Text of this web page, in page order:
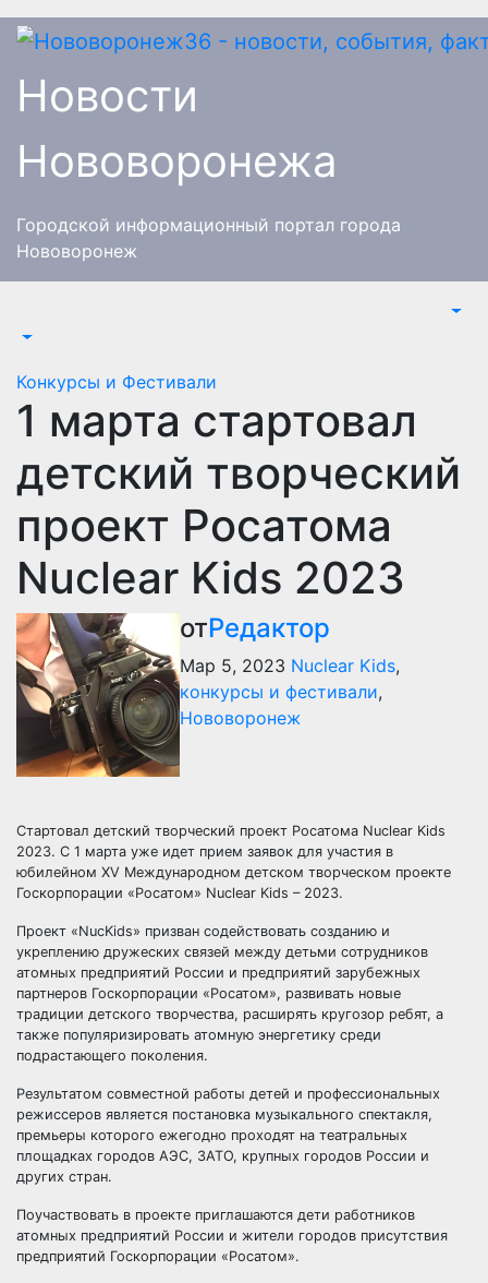
Перейти
Новости
Нововоронежа
Городской информационный портал города
Нововоронеж
Конкурсы и Фестивали
1 марта стартовал
детский творческий
проект Росатома
Nuclear Kids 2023
отРедактор
Мар 5, 2023 Nuclear Kids,
конкурсы и фестивали,
Нововоронеж
Стартовал детский творческий проект Росатома Nuclear Kids
2023. С 1 марта уже идет прием заявок для участия в
юбилейном XV Международном детском творческом проекте
Госкорпорации «Росатом» Nuclear Kids – 2023.
Проект «NucKids» призван содействовать созданию и
укреплению дружеских связей между детьми сотрудников
атомных предприятий России и предприятий зарубежных
партнеров Госкорпорации «Росатом», развивать новые
традиции детского творчества, расширять кругозор ребят, а
также популяризировать атомную энергетику среди
подрастающего поколения.
Результатом совместной работы детей и профессиональных
режиссеров является постановка музыкального спектакля,
премьеры которого ежегодно проходят на театральных
площадках городов АЭС, ЗАТО, крупных городов России и
других стран.
Поучаствовать в проекте приглашаются дети работников
атомных предприятий России и жители городов присутствия
предприятий Госкорпорации «Росатом».